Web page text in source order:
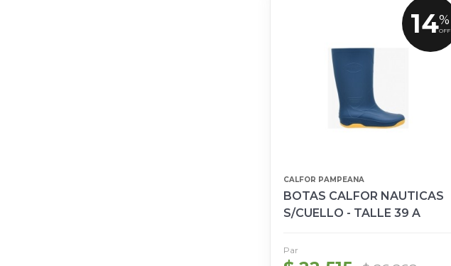
14%
OFF
CALFOR PAMPEANA
BOTAS CALFOR NAUTICAS
S/CUELLO - TALLE 39 A
Par